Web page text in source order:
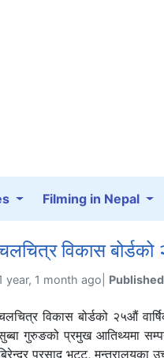
Filming in Nepal
विकास बोर्डको
year, 1 month ago|
विकास बोर्डको २५औं
गुरुङको प्रमुख आतिथ्यमा
प्रसाद भट्ट, मन्त्रालयका